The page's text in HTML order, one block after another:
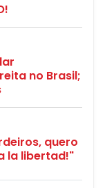
no Brasil;
quero
la libertad!"